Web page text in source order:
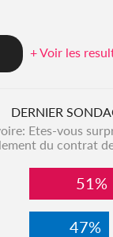
+ Voir les
DERNIER
Etes-vous
du contrat
51%
47%